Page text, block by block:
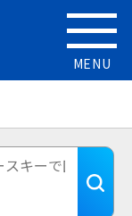
MENU